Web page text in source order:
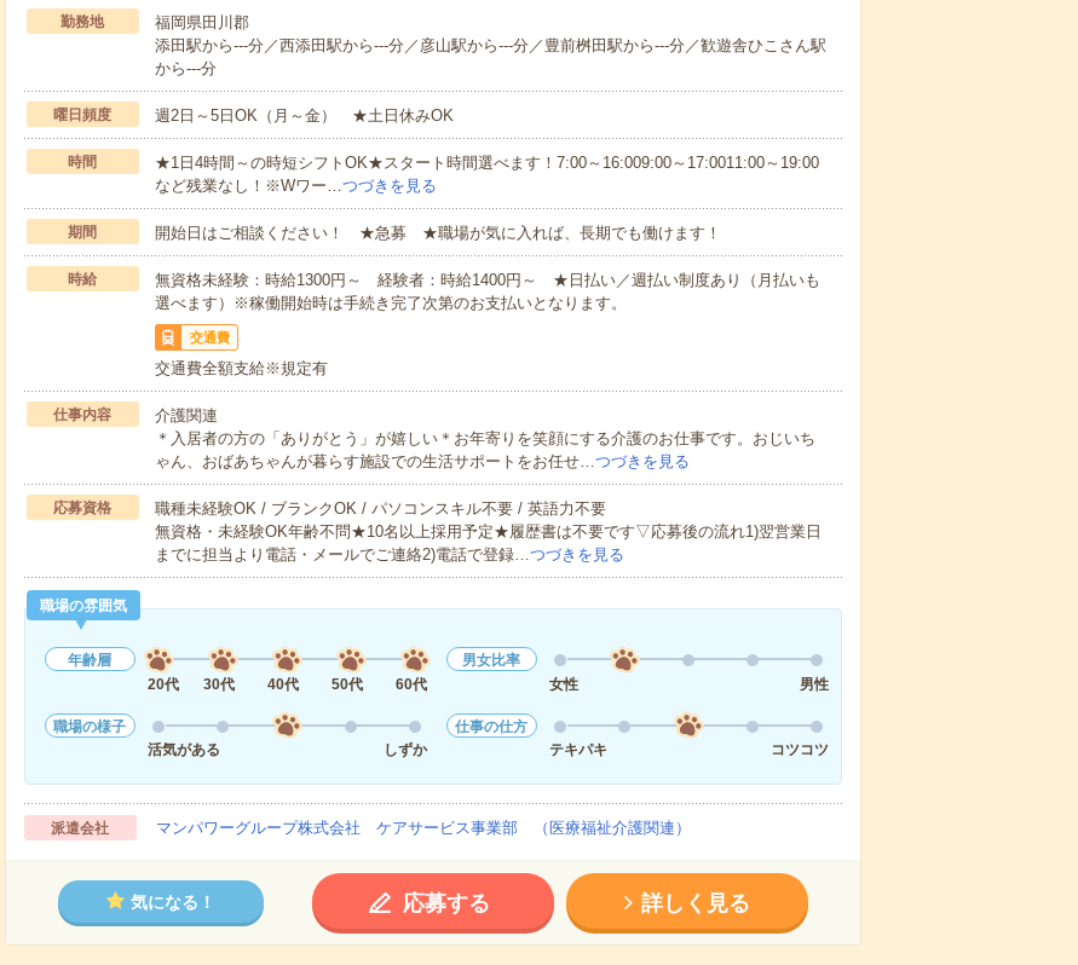
勤務地
福岡県田川郡
添田駅から---分／西添田駅から---分／彦山駅から---分／豊前桝田駅から---分／歓遊舎ひこさん駅
から---分
曜日頻度 週2日～5日OK（月～金） ★土日休みOK
時間
★1日4時間～の時短シフトOK★スタート時間選べます！7:00～16:009:00～17:0011:00～19:00
など残業なし！※Wワー…つづきを見る
期間 開始日はご相談ください！ ★急募 ★職場が気に入れば、長期でも働けます！
時給
無資格未経験：時給1300円～ 経験者：時給1400円～ ★日払い／週払い制度あり（月払いも
選べます）※稼働開始時は手続き完了次第のお支払いとなります。
交通費
交通費全額支給※規定有
仕事内容
介護関連
＊入居者の方の「ありがとう」が嬉しい＊お年寄りを笑顔にする介護のお仕事です。おじいち
ゃん、おばあちゃんが暮らす施設での生活サポートをお任せ…つづきを見る
応募資格
職種未経験OK / ブランクOK / パソコンスキル不要 / 英語力不要
無資格・未経験OK年齢不問★10名以上採用予定★履歴書は不要です▽応募後の流れ1)翌営業日
までに担当より電話・メールでご連絡2)電話で登録…つづきを見る
職場の雰囲気
年齢層
20代
30代 40代 50代 60代
男女比率
女性
男性
職場の様子
活気がある
しずか
仕事の仕方
テキパキ
コツコツ
派遣会社 マンパワーグループ株式会社 ケアサービス事業部 （医療福祉介護関連）
気になる！ 応募する 詳しく見る